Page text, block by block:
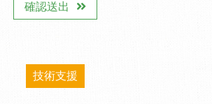
確認送出
技術支援